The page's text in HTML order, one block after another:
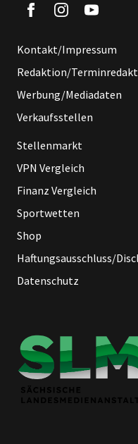
Kontakt/Impressum
Redaktion/
Werbung/Mediadaten
Verkaufsstellen
Stellenmarkt
VPN Vergleich
Finanz Vergleich
Sportwetten
Shop
Haftungsausschluss/
Datenschutz